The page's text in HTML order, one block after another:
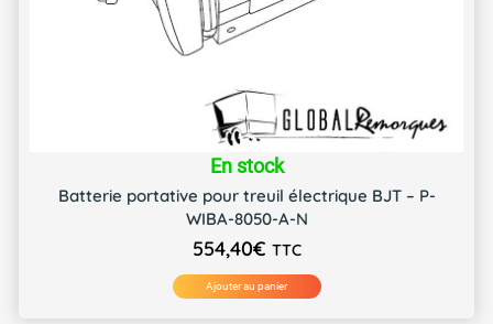
En stock
Batterie portative pour treuil électrique BJT – P-
WIBA-8050-A-N
554,40€ TTC
Ajouter au panier